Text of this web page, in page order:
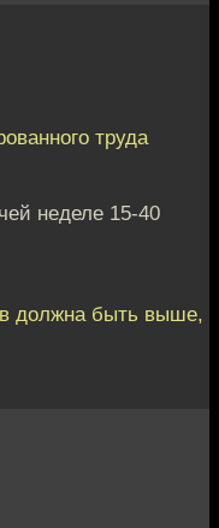
труда
неделе 15-40
должна быть выше,